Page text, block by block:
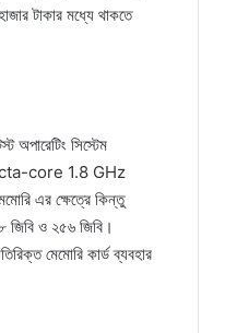
টাকার মধ্যে থাকতে
সিস্টেম
Octa-core 1.8 GHz
এর ক্ষেত্রে কিন্তু
জিবি ও ২৫৬ জিবি।
মেমোরি কার্ড ব্যবহার